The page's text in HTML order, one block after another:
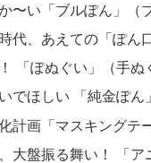
〜い「ブルぽん」（
代、あえての「ぽ
「ぽぬぐい」（手
でほしい 「純金ぽ
計画「マスキング
盤振る舞い！ 「ア